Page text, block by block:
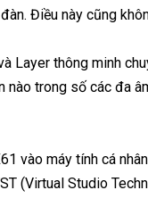
Điều này cũng
Layer thông minh
trong số các đa
vào máy tính cá
(Virtual Studio